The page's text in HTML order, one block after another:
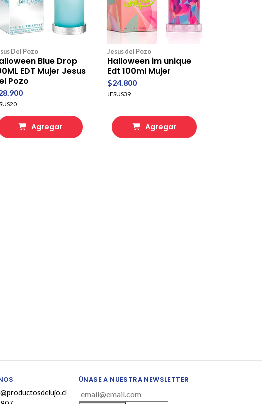
Del Pozo
Blue Drop
EDT Mujer Jesus
Pozo
Agregar
Jesus del Pozo
Halloween im unique
Edt 100ml Mujer
$24.800
JESUS39
Agregar
ÚNASE A NUESTRA NEWSLETTER